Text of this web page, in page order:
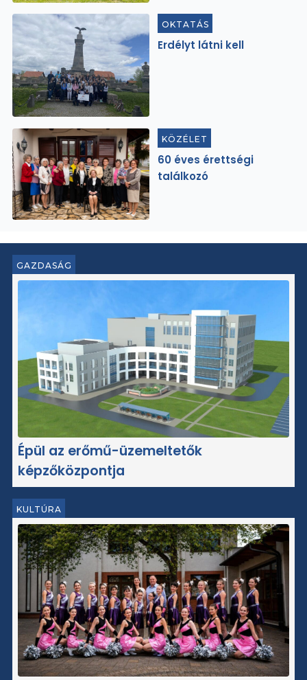
OKTATÁS
Erdélyt látni kell
KÖZÉLET
60 éves érettségi
találkozó
GAZDASÁG
Épül az erőmű-üzemeltetők
képzőközpontja
KULTÚRA